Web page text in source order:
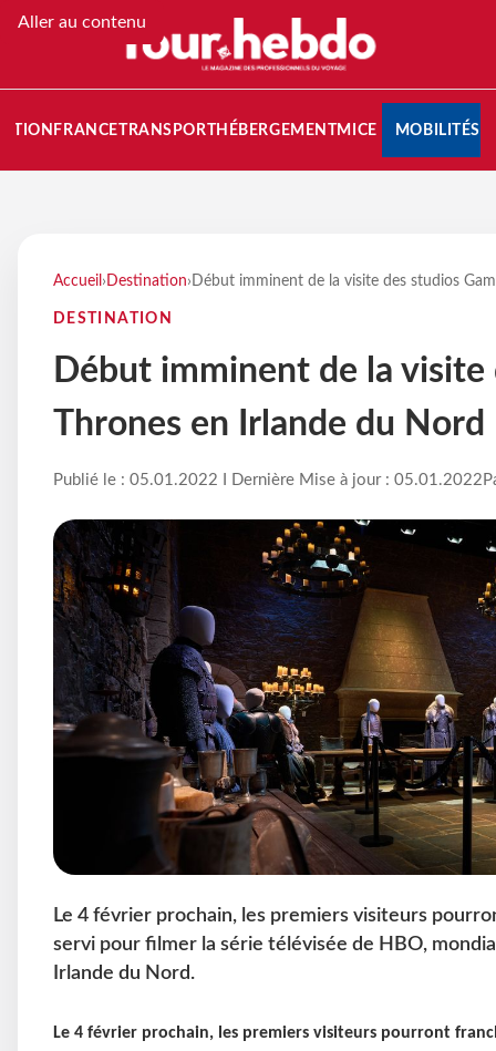
Aller au contenu
FRANCETRANSPORT HÉBERGEMENTMICE MOBILITÉS
Accueil › Destination› Début imminent de la visite des studios
DESTINATION
Début imminent de la visite
Thrones en Irlande du Nord
Publié le : 05.01.2022 I Dernière Mise à jour : 05.01.2022
Le 4 février prochain, les premiers visiteurs
servi pour filmer la série télévisée de HBO,
Irlande du Nord.
Le 4 février prochain, les premiers visiteurs pourront